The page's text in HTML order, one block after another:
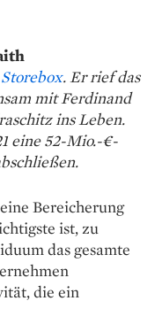
Storebox. Er rief das
mit Ferdinand
ins Leben.
eine 52-Mio.-€-
Be­reicherung
ist, zu
das gesamte
die ein